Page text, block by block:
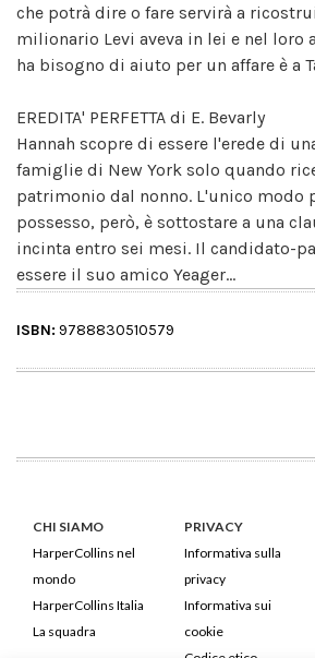
che potrà dire o fare servirà a
milionario Levi aveva in lei e nel loro
ha bisogno di aiuto per un affare è a
EREDITA' PERFETTA di E. Bevarly
Hannah scopre di essere l'erede di
famiglie di New York solo quando
patrimonio dal nonno. L'unico modo
possesso, però, è sottostare a una
incinta entro sei mesi. Il candidato-
essere il suo amico Yeager...
ISBN: 9788830510579
CHI SIAMO
HarperCollins nel
mondo
HarperCollins Italia
La squadra
PRIVACY
Informativa sulla
privacy
Informativa sui
cookie